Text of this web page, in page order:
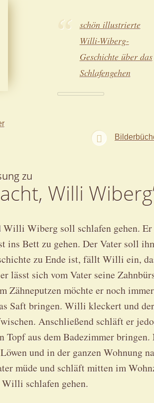
schön illustrierte
Willi-Wiberg-
Geschichte über das
Schlafengehen
zu
Willi
Willi Wiberg soll schlafen gehen.
ins Bett zu gehen. Der Vater soll
zu Ende ist, fällt Willi ein,
lässt sich vom Vater seine
Zähneputzen möchte er noch
Saft bringen. Willi kleckert und
Anschließend schläft er
Topf aus dem Badezimmer bringen.
und in der ganzen Wohnung
müde und schläft mitten im
schlafen gehen.